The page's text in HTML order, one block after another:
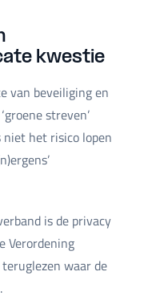
kwestie
van beveiliging en
streven’
het risico lopen
is de privacy
Verordening
waar de